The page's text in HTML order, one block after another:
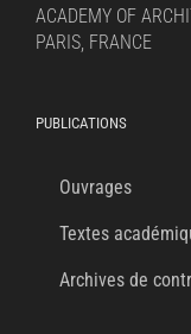
ACADEMY OF
PARIS, FRANCE
PUBLICATIONS
Ouvrages
Textes
Archives de